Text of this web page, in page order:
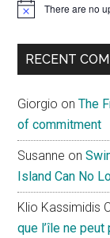
Notice There are no
RECENT
Giorgio onThe
of commitment
Susanne on
Island Can No
Klio Kassimidis
que l’île ne